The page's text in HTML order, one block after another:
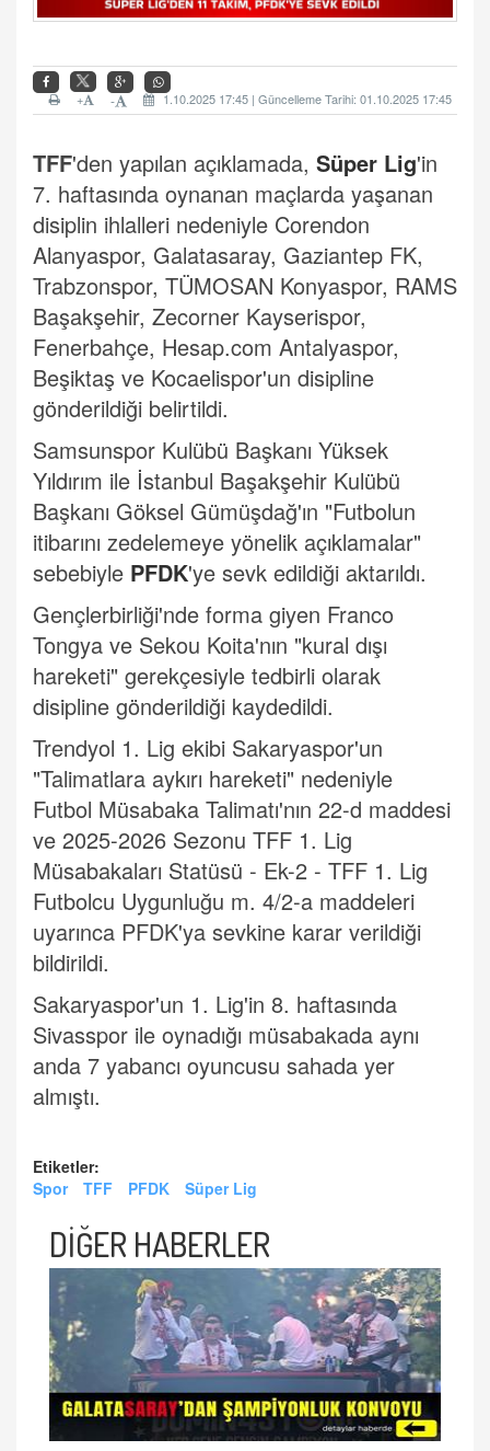
1.10.2025 17:45 | Güncelleme Tarihi: 01.10.2025 17:45
-
+
TFF'den yapılan açıklamada, Süper Lig'in
7. haftasında oynanan maçlarda yaşanan
disiplin ihlalleri nedeniyle Corendon
Alanyaspor, Galatasaray, Gaziantep FK,
Trabzonspor, TÜMOSAN Konyaspor, RAMS
Başakşehir, Zecorner Kayserispor,
Fenerbahçe, Hesap.com Antalyaspor,
Beşiktaş ve Kocaelispor'un disipline
gönderildiği belirtildi.
Samsunspor Kulübü Başkanı Yüksek
Yıldırım ile İstanbul Başakşehir Kulübü
Başkanı Göksel Gümüşdağ'ın "Futbolun
itibarını zedelemeye yönelik açıklamalar"
sebebiyle PFDK'ye sevk edildiği aktarıldı.
Gençlerbirliği'nde forma giyen Franco
Tongya ve Sekou Koita'nın "kural dışı
hareketi" gerekçesiyle tedbirli olarak
disipline gönderildiği kaydedildi.
Trendyol 1. Lig ekibi Sakaryaspor'un
"Talimatlara aykırı hareketi" nedeniyle
Futbol Müsabaka Talimatı'nın 22-d maddesi
ve 2025-2026 Sezonu TFF 1. Lig
Müsabakaları Statüsü - Ek-2 - TFF 1. Lig
Futbolcu Uygunluğu m. 4/2-a maddeleri
uyarınca PFDK'ya sevkine karar verildiği
bildirildi.
Sakaryaspor'un 1. Lig'in 8. haftasında
Sivasspor ile oynadığı müsabakada aynı
anda 7 yabancı oyuncusu sahada yer
almıştı.
Etiketler:
Spor
TFF PFDK Süper Lig
DİĞER HABERLER